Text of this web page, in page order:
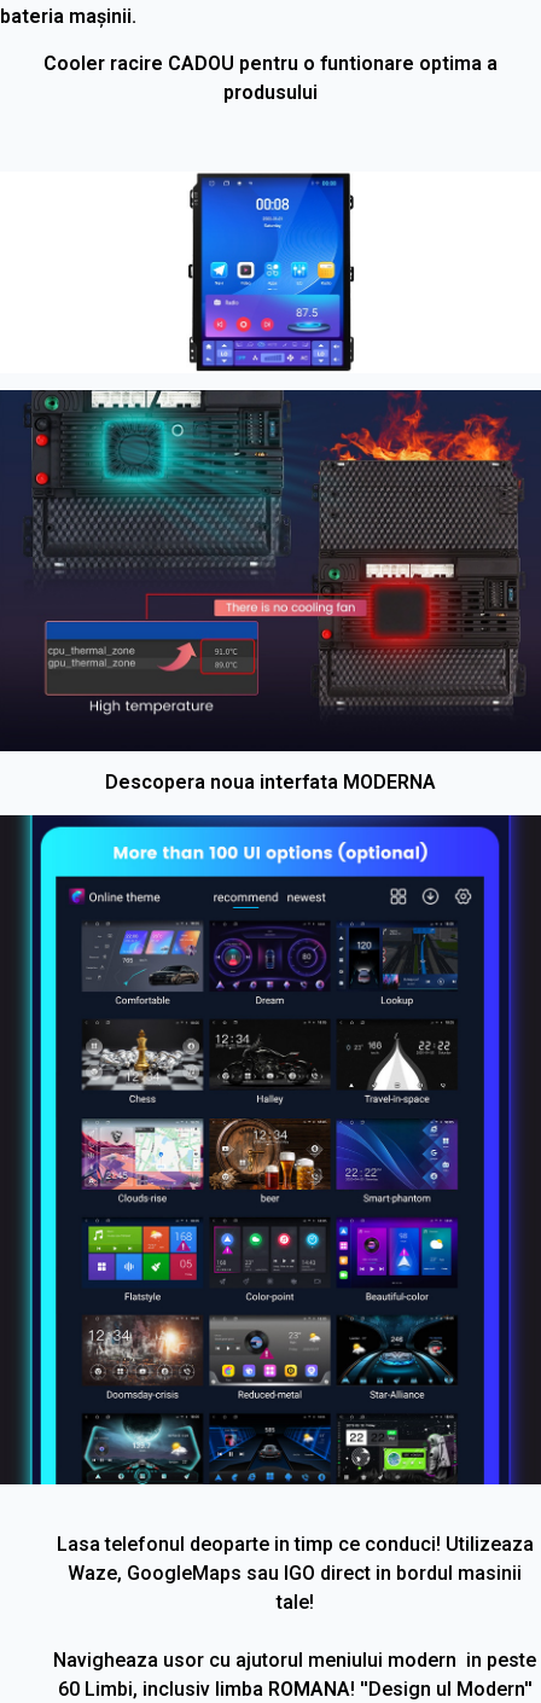
bateria maşinii.
Cooler racire CADOU pentru o funtionare optima a
produsului
Descopera noua interfata MODERNA
Lasa telefonul deoparte in timp ce conduci! Utilizeaza
Waze, GoogleMaps sau IGO direct in bordul masinii
tale!
Navigheaza usor cu ajutorul meniului modern in peste
60 Limbi, inclusiv limba ROMANA! ''Design ul Modern''